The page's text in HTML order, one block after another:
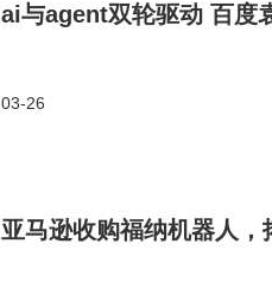
ai与agent双轮驱动 百度
03-26
亚马逊收购福纳机器人